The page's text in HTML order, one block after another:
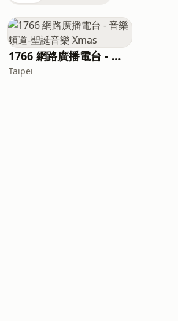
1766 網路廣播電台 - 音樂頻道-聖誕音樂 Xmas
Taipei